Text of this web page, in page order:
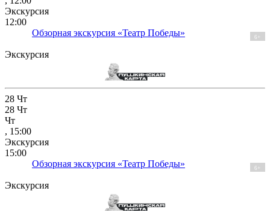
Экскурсия
12:00
Обзорная экскурсия «Театр Победы»
6+
Экскурсия
28 Чт
28 Чт
Чт
, 15:00
Экскурсия
15:00
Обзорная экскурсия «Театр Победы»
6+
Экскурсия